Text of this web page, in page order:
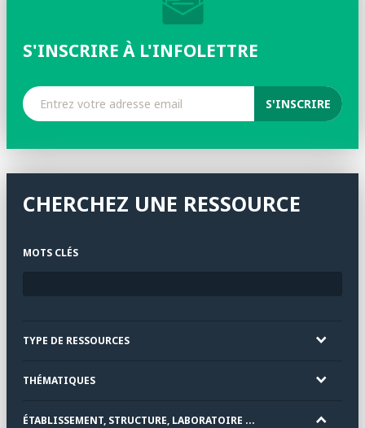
S'INSCRIRE À L'INFOLETTRE
CHERCHEZ UNE RESSOURCE
MOTS CLÉS
TYPE DE RESSOURCES
THÉMATIQUES
ÉTABLISSEMENT, STRUCTURE, LABORATOIRE ...